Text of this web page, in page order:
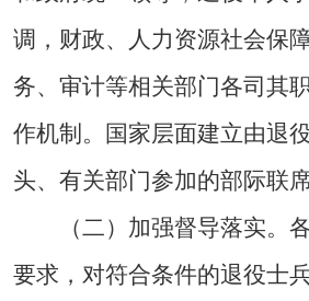
调，财政、人力资源社会保
务、审计等相关部门各司其
作机制。国家层面建立由退
头、有关部门参加的部际联
（二）加强督导落实。各
要求，对符合条件的退役士